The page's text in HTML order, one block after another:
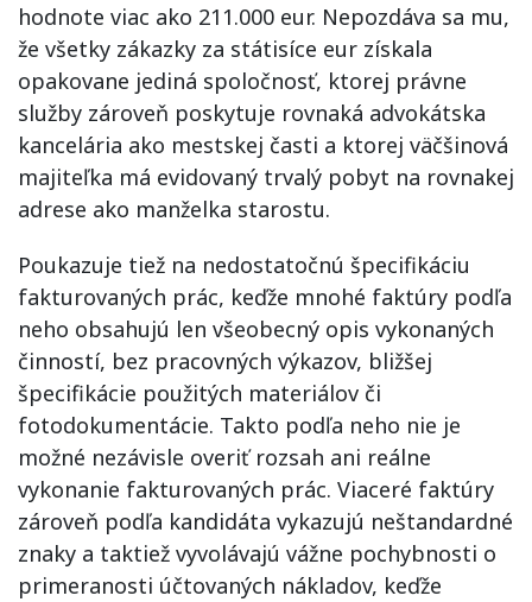
hodnote viac ako 211.000 eur. Nepozdáva sa mu,
že všetky zákazky za státisíce eur získala
opakovane jediná spoločnosť, ktorej právne
služby zároveň poskytuje rovnaká advokátska
kancelária ako mestskej časti a ktorej väčšinová
majiteľka má evidovaný trvalý pobyt na rovnakej
adrese ako manželka starostu.
Poukazuje tiež na nedostatočnú špecifikáciu
fakturovaných prác, keďže mnohé faktúry podľa
neho obsahujú len všeobecný opis vykonaných
činností, bez pracovných výkazov, bližšej
špecifikácie použitých materiálov či
fotodokumentácie. Takto podľa neho nie je
možné nezávisle overiť rozsah ani reálne
vykonanie fakturovaných prác. Viaceré faktúry
zároveň podľa kandidáta vykazujú neštandardné
znaky a taktiež vyvolávajú vážne pochybnosti o
primeranosti účtovaných nákladov, keďže